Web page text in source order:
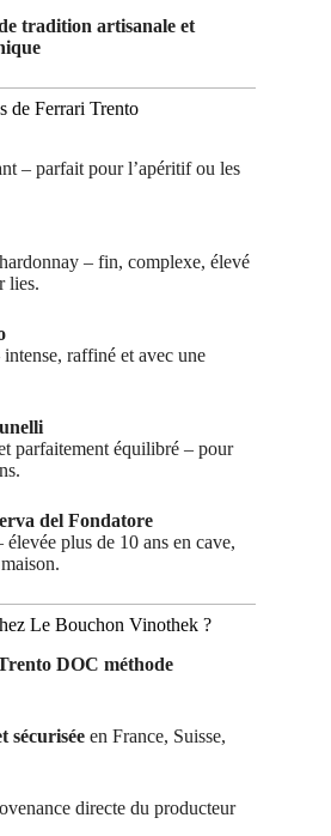
tradition artisanale et
de Ferrari Trento
– parfait pour l’apéritif ou les
– fin, complexe, élevé
lies.
raffiné et avec une
parfaitement équilibré – pour
del Fondatore
plus de 10 ans en cave,
Le Bouchon Vinothek ?
DOC méthode
sécuriséeen France, Suisse,
directe du producteur